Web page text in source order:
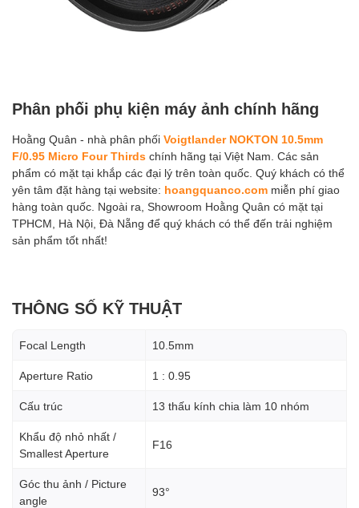
Phân phối phụ kiện máy ảnh chính hãng
Hoằng Quân - nhà phân phối Voigtlander NOKTON 10.5mm
F/0.95 Micro Four Thirds chính hãng tại Việt Nam. Các sản
phẩm có mặt tại khắp các đại lý trên toàn quốc. Quý khách có thể
yên tâm đặt hàng tại website: hoangquanco.com miễn phí giao
hàng toàn quốc. Ngoài ra, Showroom Hoằng Quân có mặt tại
TPHCM, Hà Nội, Đà Nẵng để quý khách có thể đến trải nghiệm
sản phẩm tốt nhất!
THÔNG SỐ KỸ THUẬT
Focal Length 10.5mm
Aperture Ratio 1 : 0.95
Cấu trúc 13 thấu kính chia làm 10 nhóm
Khẩu độ nhỏ nhất /
Smallest Aperture
F16
Góc thu ảnh / Picture
angle
93°